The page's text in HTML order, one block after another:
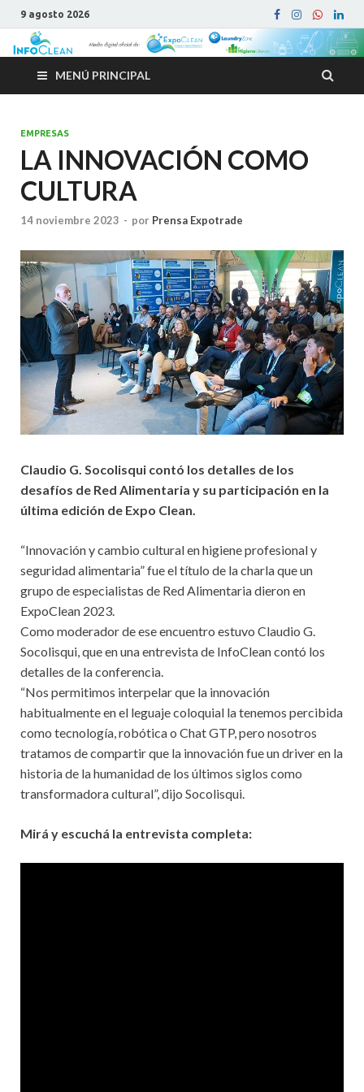
9 agosto 2026
MENÚ PRINCIPAL
EMPRESAS
LA INNOVACIÓN COMO
CULTURA
14 noviembre 2023 - por Prensa Expotrade
Claudio G. Socolisqui contó los detalles de los
desafíos de Red Alimentaria y su participación en la
última edición de Expo Clean.
“Innovación y cambio cultural en higiene profesional y
seguridad alimentaria” fue el título de la charla que un
grupo de especialistas de Red Alimentaria dieron en
ExpoClean 2023.
Como moderador de ese encuentro estuvo Claudio G.
Socolisqui, que en una entrevista de InfoClean contó los
detalles de la conferencia.
“Nos permitimos interpelar que la innovación
habitualmente en el leguaje coloquial la tenemos percibida
como tecnología, robótica o Chat GTP, pero nosotros
tratamos de compartir que la innovación fue un driver en la
historia de la humanidad de los últimos siglos como
transformadora cultural”, dijo Socolisqui.
Mirá y escuchá la entrevista completa: